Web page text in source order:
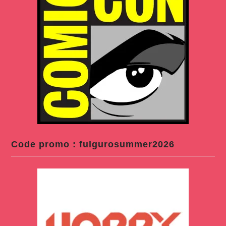
Code promo : fulgurosummer2026